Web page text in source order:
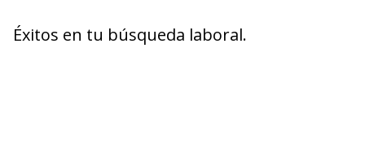
Éxitos en tu búsqueda laboral.